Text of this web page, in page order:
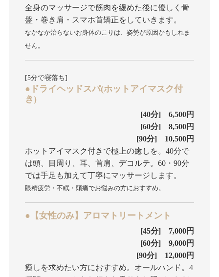
全身のマッサージで筋肉を緩めた後に優しく骨
盤・巻き肩・スマホ首矯正をしていきます。
なかなか治らないお身体のこりは、姿勢が原因かもしれま
せん。
[5分で寝落ち]
●ドライヘッドスパ(ホットアイマスク付
き)
[40分] 6,500円
[60分] 8,500円
[90分] 10,500円
ホットアイマスク付きで極上の癒しを。40分で
は頭、目周り、耳、首肩、デコルテ。60・90分
では手足も加えて丁寧にマッサージします。
眼精疲労・不眠・頭痛でお悩みの方におすすめ。
●【女性のみ】アロマトリートメント
[45分] 7,000円
[60分] 9,000円
[90分] 12,000円
癒しを求めたい方におすすめ。オールハンド。4